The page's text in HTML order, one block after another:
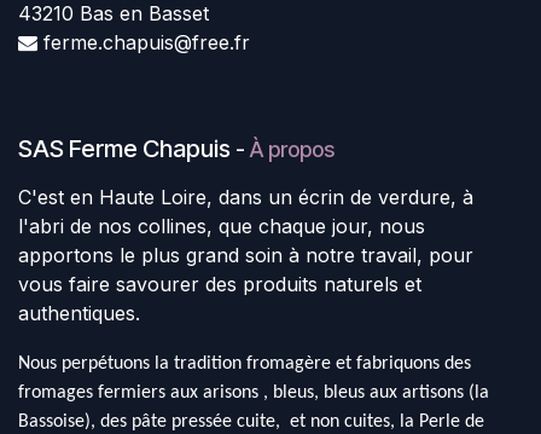
43210 Bas en Basset
ferme.chapuis@free.fr
SAS Ferme Chapuis - À propos
C'est en Haute Loire, dans un écrin de verdure, à
l'abri de nos collines, que chaque jour, nous
apportons le plus grand soin à notre travail, pour
vous faire savourer des produits naturels et
authentiques.
Nous perpétuons la tradition fromagère et fabriquons des
fromages fermiers aux arisons , bleus, bleus aux artisons (la
Bassoise), des pâte pressée cuite, et non cuites, la Perle de